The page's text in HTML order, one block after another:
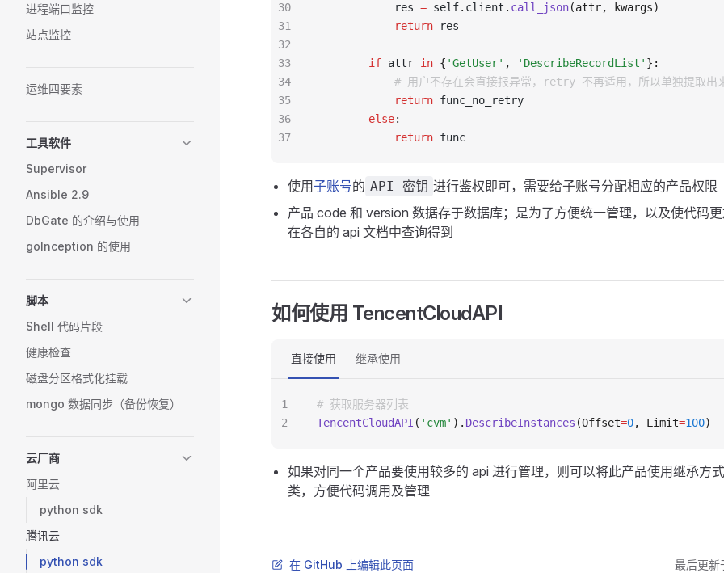
进程端口监控
站点监控
运维四要素
工具软件
Supervisor
Ansible 2.9
DbGate 的介绍与使用
goInception 的使用
脚本
Shell 代码片段
健康检查
磁盘分区格式化挂载
mongo 数据同步（备份恢复）
云厂商
阿里云
python sdk
腾讯云
python sdk
            res
= self. client . call_json(attr, kwargs)
            return
res
        if
attr in { 'GetUser' , 'DescribeRecordList' }:
# 用户不存在会直接报异常，retry 不再适用，所以单独提取出
            return
func_no_retry
        else
:
            return
func
30
31
32
33
34
35
36
37
使用子账号的 API 密钥 进行鉴权即可，需要给子账号分配相应的产品权限
产品 code 和 version 数据存于数据库；是为了方便统一管理，以及使代码
在各自的 api 文档中查询得到
如何使用 TencentCloudAPI
直接使用 继承使用
# 获取服务器列表
TencentCloudAPI ( 'cvm' ). DescribeInstances (Offset=0, Limit=100)
1
2
如果对同一个产品要使用较多的 api 进行管理，则可以将此产品使用继承方
类，方便代码调用及管理
在 GitHub 上编辑此页面 最后更